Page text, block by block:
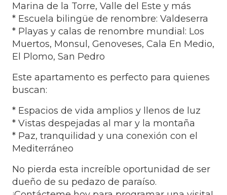
Marina de la Torre, Valle del Este y más
* Escuela bilingüe de renombre: Valdeserra
* Playas y calas de renombre mundial: Los
Muertos, Monsul, Genoveses, Cala En Medio,
El Plomo, San Pedro
Este apartamento es perfecto para quienes
buscan:
* Espacios de vida amplios y llenos de luz
* Vistas despejadas al mar y la montaña
* Paz, tranquilidad y una conexión con el
Mediterráneo
No pierda esta increíble oportunidad de ser
dueño de su pedazo de paraíso.